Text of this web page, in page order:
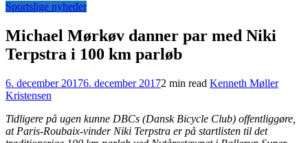
Sportslige nyheder
Michael Mørkøv danner par med Niki
Terpstra i 100 km parløb
6. december 20176. december 20172 min read Kenneth Møller
Kristensen
Tidligere på ugen kunne DBCs (Dansk Bicycle Club) offentliggøre,
at Paris-Roubaix-vinder Niki Terpstra er på startlisten til det